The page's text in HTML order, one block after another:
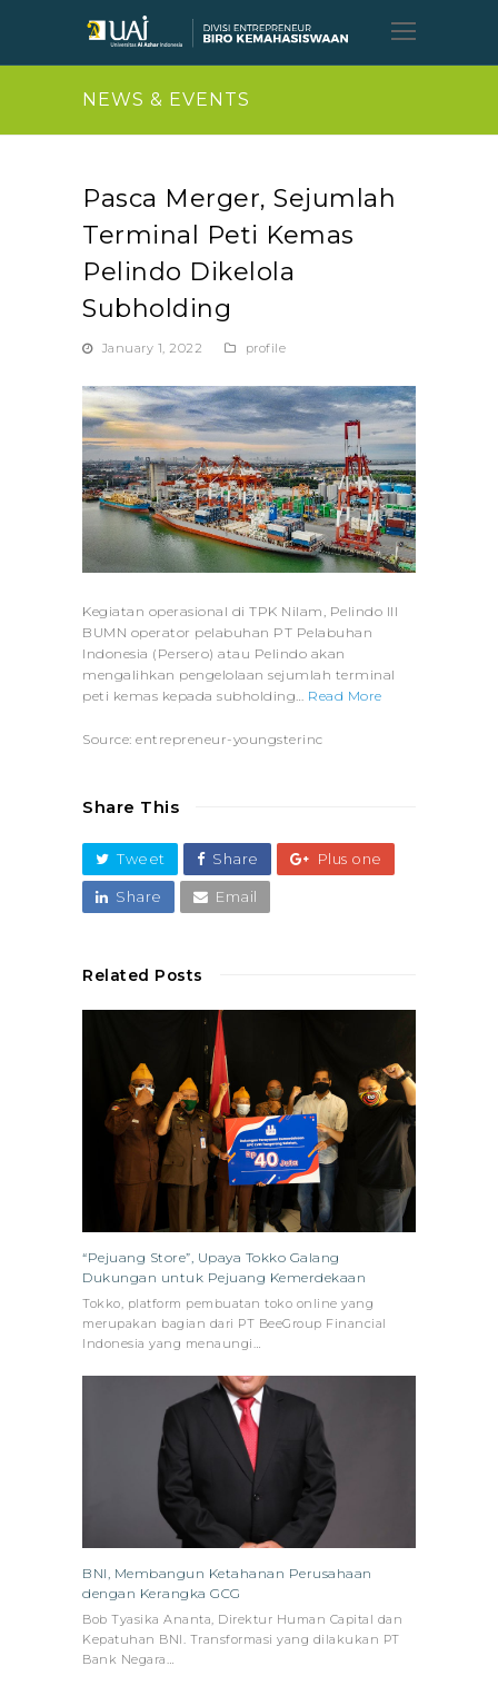
Open
Mobile
NEWS & EVENTS
Pasca Merger, Sejumlah
Terminal Peti Kemas
Pelindo Dikelola
Subholding
January 1, 2022 profile
Kegiatan operasional di TPK Nilam, Pelindo III
BUMN operator pelabuhan PT Pelabuhan
Indonesia (Persero) atau Pelindo akan
mengalihkan pengelolaan sejumlah terminal
peti kemas kepada subholding… Read More
Source: entrepreneur-youngsterinc
Share This
Tweet Share Plus one
Share Email
Related Posts
“Pejuang Store”, Upaya Tokko Galang
Dukungan untuk Pejuang Kemerdekaan
Tokko, platform pembuatan toko online yang
merupakan bagian dari PT BeeGroup Financial
Indonesia yang menaungi…
BNI, Membangun Ketahanan Perusahaan
dengan Kerangka GCG
Bob Tyasika Ananta, Direktur Human Capital dan
Kepatuhan BNI. Transformasi yang dilakukan PT
Bank Negara…